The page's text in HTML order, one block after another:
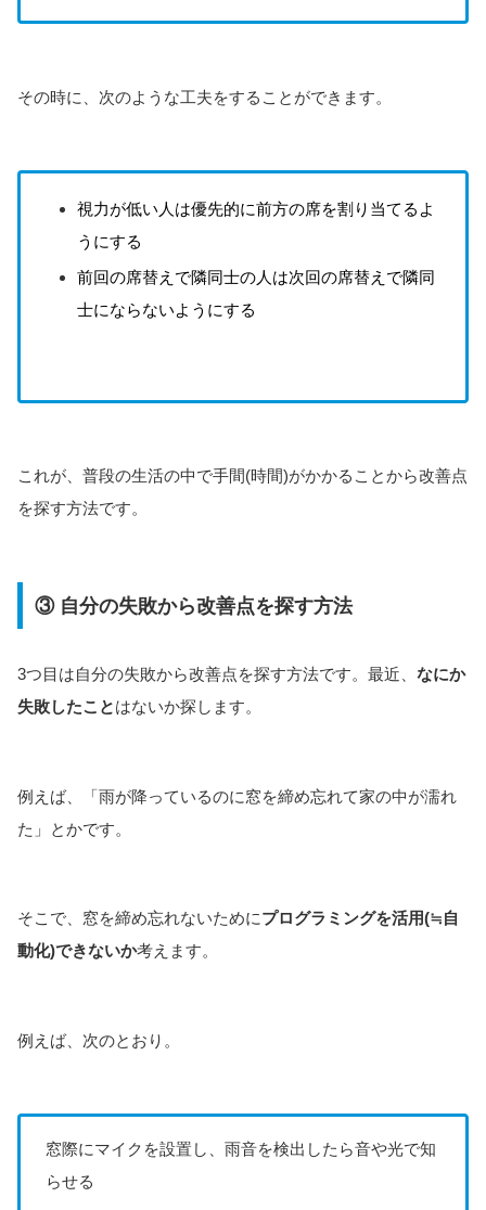
その時に、次のような工夫をすることができます。
視力が低い人は優先的に前方の席を割り当てるよ
うにする
前回の席替えで隣同士の人は次回の席替えで隣同
士にならないようにする
これが、普段の生活の中で手間(時間)がかかることから改善点
を探す方法です。
③ 自分の失敗から改善点を探す方法
3つ目は自分の失敗から改善点を探す方法です。最近、 なにか
失敗したことはないか探します。
例えば、「雨が降っているのに窓を締め忘れて家の中が濡れ
た」とかです。
そこで、窓を締め忘れないためにプログラミングを活用(≒自
動化)できないか考えます。
例えば、次のとおり。
窓際にマイクを設置し、雨音を検出したら音や光で知
らせる